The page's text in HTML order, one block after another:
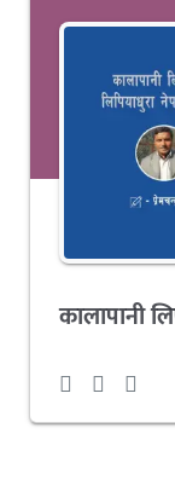
कालापानी